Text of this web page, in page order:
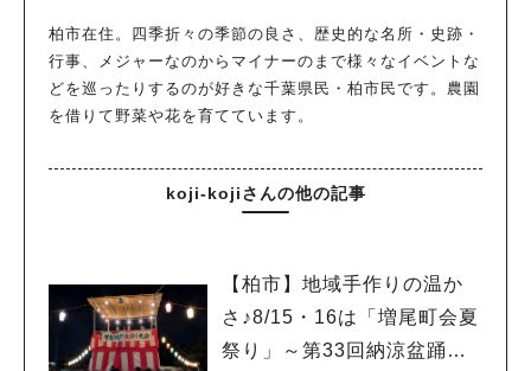
柏市在住。四季折々の季節の良さ、歴史的な名所・史跡・
行事、メジャーなのからマイナーのまで様々なイベントな
どを巡ったりするのが好きな千葉県民・柏市民です。農園
を借りて野菜や花を育てています。
koji-kojiさんの他の記事
【柏市】地域手作りの温か
さ♪8/15・16は「増尾町会夏
祭り」～第33回納涼盆踊り